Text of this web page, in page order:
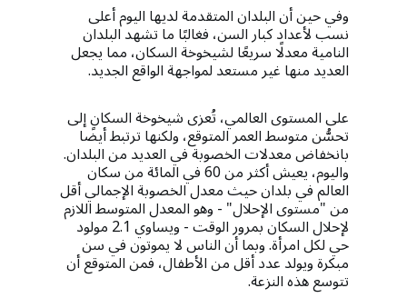
وفي حين أن البلدان المتقدمة لديها اليوم أعلى
نسب لأعداد كبار السن، فغالبًا ما تشهد البلدان
النامية معدلًا سريعًا لشيخوخة السكان، مما يجعل
العديد منها غير مستعد لمواجهة الواقع الجديد.
على المستوى العالمي، تُعزى شيخوخة السكان إلى
تحسُّن متوسط ​​العمر المتوقع، ولكنها ترتبط أيضًا
بانخفاض معدلات الخصوبة في العديد من البلدان.
واليوم، يعيش أكثر من 60 في المائة من سكان
العالم في بلدان حيث معدل الخصوبة الإجمالي أقل
من "مستوى الإحلال" - وهو المعدل المتوسط ​​اللازم
لإحلال السكان بمرور الوقت - ويساوي 2.1 مولود
حي لكل امرأة. وبما أن الناس لا يموتون في سن
مبكرة ويولد عدد أقل من الأطفال، فمن المتوقع أن
تتوسع هذه النزعة.